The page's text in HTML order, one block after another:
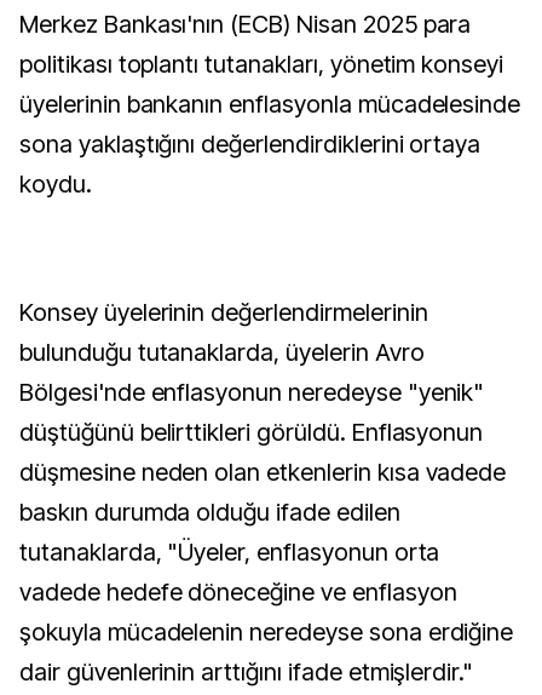
Merkez Bankası'nın (ECB) Nisan 2025 para
politikası toplantı tutanakları, yönetim konseyi
üyelerinin bankanın enflasyonla mücadelesinde
sona yaklaştığını değerlendirdiklerini ortaya
koydu.
Konsey üyelerinin değerlendirmelerinin
bulunduğu tutanaklarda, üyelerin Avro
Bölgesi'nde enflasyonun neredeyse "yenik"
düştüğünü belirttikleri görüldü. Enflasyonun
düşmesine neden olan etkenlerin kısa vadede
baskın durumda olduğu ifade edilen
tutanaklarda, "Üyeler, enflasyonun orta
vadede hedefe döneceğine ve enflasyon
şokuyla mücadelenin neredeyse sona erdiğine
dair güvenlerinin arttığını ifade etmişlerdir."